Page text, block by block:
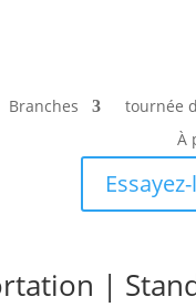
Branches tournée
À
|